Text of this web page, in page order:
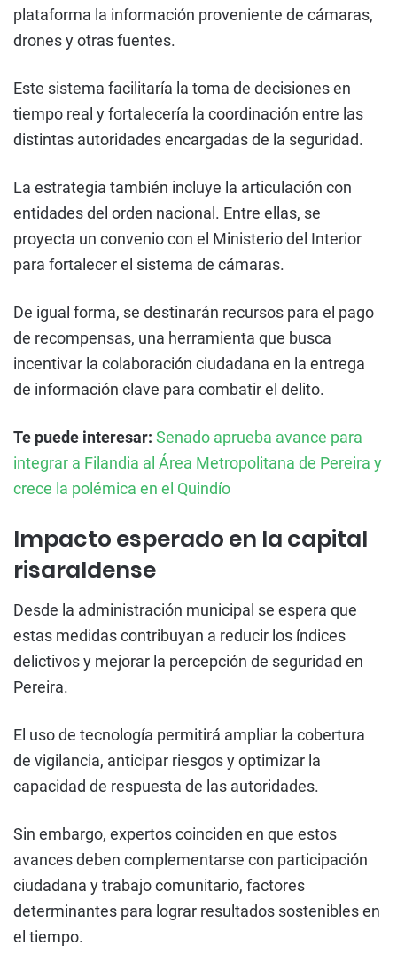
plataforma la información proveniente de cámaras,
drones y otras fuentes.
Este sistema facilitaría la toma de decisiones en
tiempo real y fortalecería la coordinación entre las
distintas autoridades encargadas de la seguridad.
La estrategia también incluye la articulación con
entidades del orden nacional. Entre ellas, se
proyecta un convenio con el Ministerio del Interior
para fortalecer el sistema de cámaras.
De igual forma, se destinarán recursos para el pago
de recompensas, una herramienta que busca
incentivar la colaboración ciudadana en la entrega
de información clave para combatir el delito.
Te puede interesar: Senado aprueba avance para
integrar a Filandia al Área Metropolitana de Pereira y
crece la polémica en el Quindío
Impacto esperado en la capital
risaraldense
Desde la administración municipal se espera que
estas medidas contribuyan a reducir los índices
delictivos y mejorar la percepción de seguridad en
Pereira.
El uso de tecnología permitirá ampliar la cobertura
de vigilancia, anticipar riesgos y optimizar la
capacidad de respuesta de las autoridades.
Sin embargo, expertos coinciden en que estos
avances deben complementarse con participación
ciudadana y trabajo comunitario, factores
determinantes para lograr resultados sostenibles en
el tiempo.